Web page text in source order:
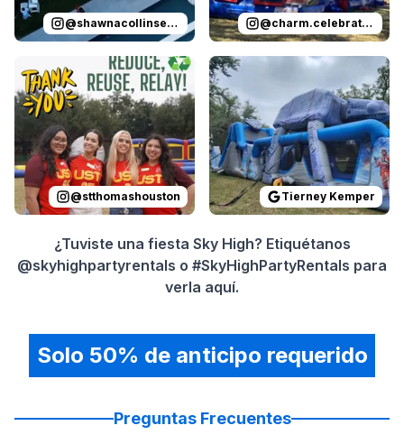
@shawnacollinsevents @charm.celebrations
Reviewed on Instagramby stthomashouston:Thank
@stthomashouston
Reviewed onGoogleReviews
Tierney Kemper
¿Tuviste una fiesta Sky High? Etiquétanos
@skyhighpartyrentals o #SkyHighPartyRentals para
verla aquí.
Solo 50% de anticipo requerido
Preguntas Frecuentes